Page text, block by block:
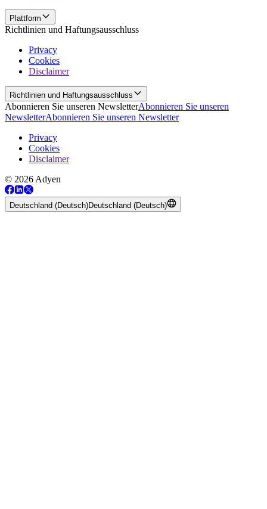
Plattform
Richtlinien und Haftungsausschluss
Privacy
Cookies
Disclaimer
Richtlinien und Haftungsausschluss
Abonnieren Sie unseren NewsletterAbonnieren Sie unseren
NewsletterAbonnieren Sie unseren Newsletter
Privacy
Cookies
Disclaimer
© 2026 Adyen
Deutschland (Deutsch)Deutschland (Deutsch)